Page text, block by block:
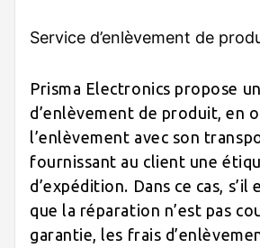
Service d’enlèvement de
Prisma Electronics propose
d’enlèvement de produit, en
l’enlèvement avec son
fournissant au client une
d’expédition. Dans ce cas,
que la réparation n’est pas
garantie, les frais